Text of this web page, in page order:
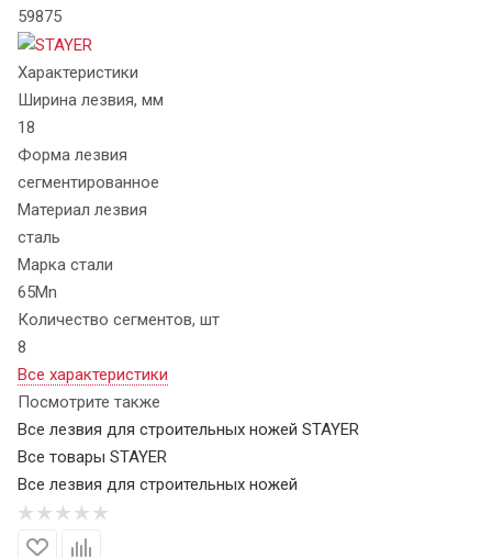
59875
Характеристики
Ширина лезвия, мм
18
Форма лезвия
сегментированное
Материал лезвия
сталь
Марка стали
65Mn
Количество сегментов, шт
8
Все характеристики
Посмотрите также
Все лезвия для строительных ножей STAYER
Все товары STAYER
Все лезвия для строительных ножей